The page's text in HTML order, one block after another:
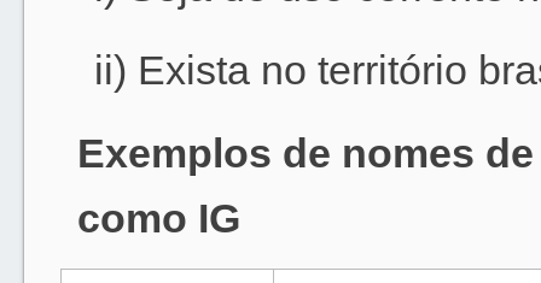
ii) Exista no território
Exemplos de nomes
como IG